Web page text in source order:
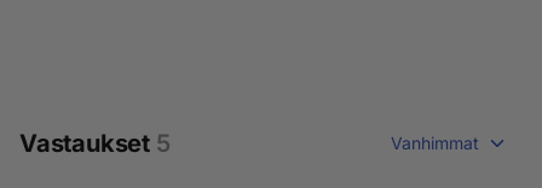
Vastaukset 5 Vanhimmat